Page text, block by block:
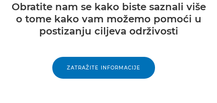
Obratite nam se kako biste saznali više
o tome kako vam možemo pomoći u
postizanju ciljeva održivosti
ZATRAŽITE INFORMACIJE